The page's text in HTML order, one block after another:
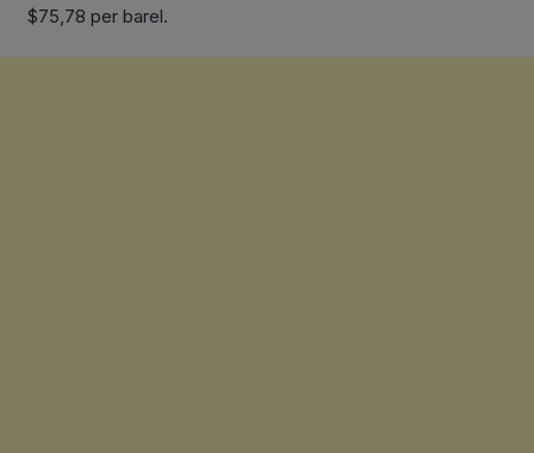
$75,78 per barel.